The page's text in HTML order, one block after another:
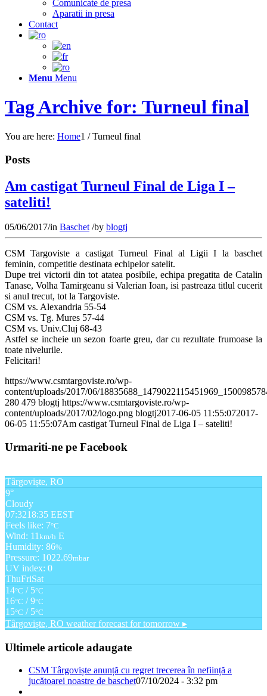
Comunicate de presa
Aparatii in presa
Contact
Menu Menu
Tag Archive for: Turneul final
You are here: Home1 / Turneul final
Posts
Am castigat Turneul Final de Liga I –
sateliti!
05/06/2017/in Baschet /by blogtj
CSM Targoviste a castigat Turneul Final al Ligii I la baschet
feminin, competitie destinata echipelor satelit.
Dupe trei victorii din tot atatea posibile, echipa pregatita de Catalin
Tanase, Volha Tamirgeanu si Valerian Ioan, isi pastreaza titlul cucerit
si anul trecut, tot la Targoviste.
CSM vs. Alexandria 55-54
CSM vs. Tg. Mures 57-44
CSM vs. Univ.Cluj 68-43
Astfel se incheie un sezon foarte greu, dar cu rezultate frumoase la
toate nivelurile.
Felicitari!
https://www.csmtargoviste.ro/wp-
content/uploads/2017/06/
280 479 blogtj https://www.csmtargoviste.ro/wp-
content/uploads/2017/02/logo.png blogtj2017-06-05 11:55:072017-
06-05 11:55:07Am castigat Turneul Final de Liga I – sateliti!
Urmariti-ne pe Facebook
Târgoviște, RO
9°
Cloudy
07:3218:35 EEST
Feels like: 7°C
Wind: 11 km/h E
Humidity: 86%
Pressure: 1022.69mbar
UV index: 0
ThuFriSat
14°C / 5°C
16°C / 9°C
15°C / 5°C
Târgoviște, RO weather forecast for tomorrow ▸
Ultimele articole adaugate
CSM Târgoviște anunță cu regret trecerea în neființă a
jucătoarei noastre de baschet07/10/2024 - 3:32 pm